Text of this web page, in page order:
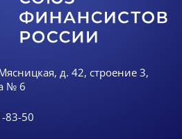
д. 42, строение 3,
№ 6
83-50